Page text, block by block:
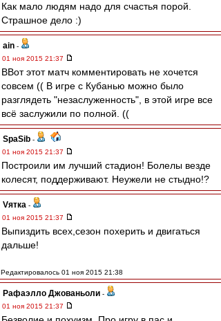
Как мало людям надо для счастья порой.
Страшное дело :)
ain -
01 ноя 2015 21:37
ВВот этот матч комментировать не хочется
совсем (( В игре с Кубанью можно было
разглядеть "незаслуженность", в этой игре все
всё заслужили по полной. ((
SpaSib -
01 ноя 2015 21:37
Построили им лучший стадион! Болелы везде
колесят, поддерживают. Неужели не стыдно!?
Vятка -
01 ноя 2015 21:37
Выпиздить всех,сезон похерить и двигаться
дальше!
Редактировалось 01 ноя 2015 21:38
Рафаэлло Джованьоли -
01 ноя 2015 21:37